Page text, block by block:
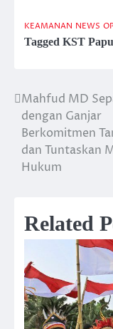
KEAMANAN NEWS
Tagged KST
Post
navigation
Mahfud MD
dengan Ganjar
Berkomitmen
dan Tuntaskan
Hukum
Related